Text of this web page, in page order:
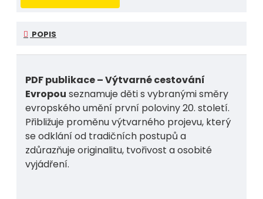
POPIS
PDF publikace – Výtvarné cestování
Evropou seznamuje děti s vybranými směry
evropského umění první poloviny 20. století.
Přibližuje proměnu výtvarného projevu, který
se odklání od tradičních postupů a
zdůrazňuje originalitu, tvořivost a osobité
vyjádření.